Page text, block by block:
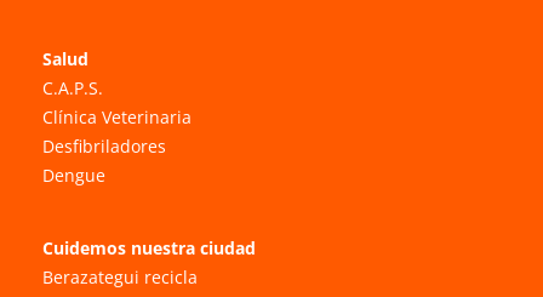
Salud
C.A.P.S.
Clínica Veterinaria
Desfibriladores
Dengue
Cuidemos nuestra ciudad
Berazategui recicla